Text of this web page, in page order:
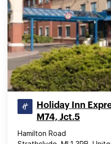
Holiday Inn
M74, Jct.5
Hamilton Road